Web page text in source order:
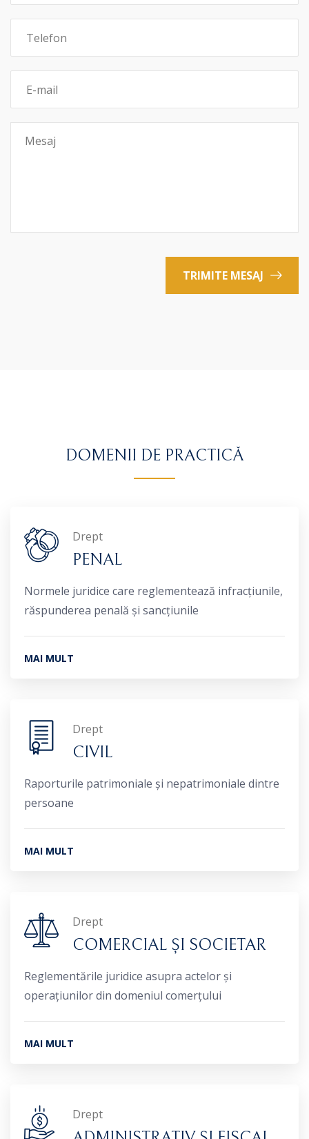
TRIMITE MESAJ
DOMENII DE PRACTICĂ
Drept
PENAL
Normele juridice care reglementează infracțiunile,
răspunderea penală și sancțiunile
MAI MULT
Drept
CIVIL
Raporturile patrimoniale și nepatrimoniale dintre
persoane
MAI MULT
Drept
COMERCIAL ȘI SOCIETAR
Reglementările juridice asupra actelor și
operațiunilor din domeniul comerțului
MAI MULT
Drept